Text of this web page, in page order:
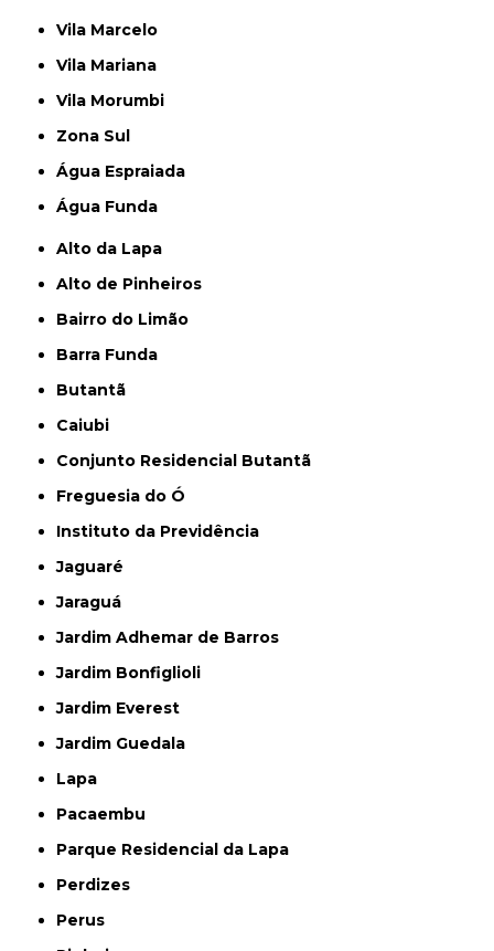
Vila Marcelo
Vila Mariana
Vila Morumbi
Zona Sul
Água Espraiada
Água Funda
Alto da Lapa
Alto de Pinheiros
Bairro do Limão
Barra Funda
Butantã
Caiubi
Conjunto Residencial Butantã
Freguesia do Ó
Instituto da Previdência
Jaguaré
Jaraguá
Jardim Adhemar de Barros
Jardim Bonfiglioli
Jardim Everest
Jardim Guedala
Lapa
Pacaembu
Parque Residencial da Lapa
Perdizes
Perus